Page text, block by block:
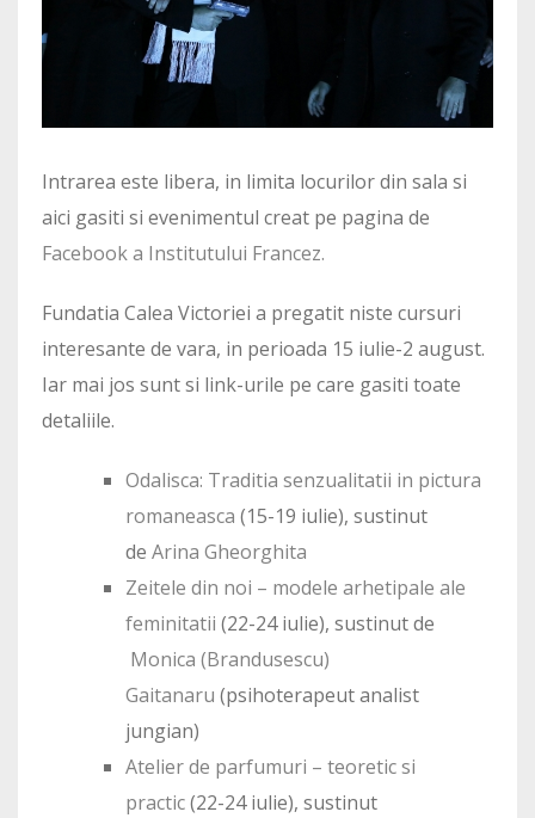
Intrarea este libera, in limita locurilor din sala si
aici gasiti si evenimentul creat pe pagina de
Facebook a Institutului Francez.
Fundatia Calea Victoriei a pregatit niste cursuri
interesante de vara, in perioada 15 iulie-2 august.
Iar mai jos sunt si link-urile pe care gasiti toate
detaliile.
Odalisca: Traditia senzualitatii in pictura
romaneasca (15-19 iulie), sustinut
de Arina Gheorghita
Zeitele din noi – modele arhetipale ale
feminitatii (22-24 iulie), sustinut de
Monica (Brandusescu)
Gaitanaru (psihoterapeut analist
jungian)
Atelier de parfumuri – teoretic si
practic(22-24 iulie), sustinut